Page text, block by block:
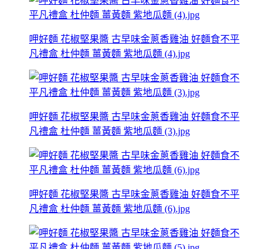
呷好麵 花椒堅果醬 古早味金蔥香雞油 好麵食不平
凡禮盒 杜仲麵 薑黃麵 紫地瓜麵 (4).jpg
呷好麵 花椒堅果醬 古早味金蔥香雞油 好麵食不平
凡禮盒 杜仲麵 薑黃麵 紫地瓜麵 (3).jpg
呷好麵 花椒堅果醬 古早味金蔥香雞油 好麵食不平
凡禮盒 杜仲麵 薑黃麵 紫地瓜麵 (6).jpg